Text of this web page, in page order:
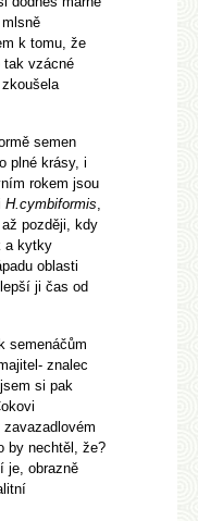
k tomu, že
tak vzácné
semen
plné krásy, i
rokem jsou
H.cymbiformis,
později, kdy
a kytky
oblasti
ji čas od
semenáčům
znalec
si pak
by nechtěl, že?
je, obrazně